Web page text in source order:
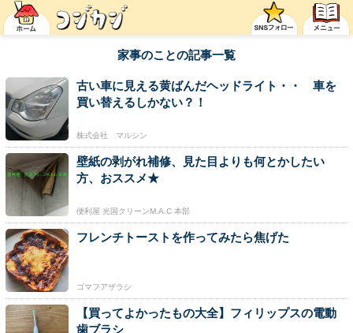
家事のことの記事一覧
古い車に見える黄ばんだヘッドライト・・ 車を
買い替えるしかない？！
株式会社 マルシン
壁紙の剥がれ補修、見た目よりも何とかしたい
方、おススメ★
便利屋 光国クリーンM.A.C 本部
フレンチトーストを作ってみたら焦げた
ゴマフアザラシ
【買ってよかったもの大全】フィリップスの電動
歯ブラシ